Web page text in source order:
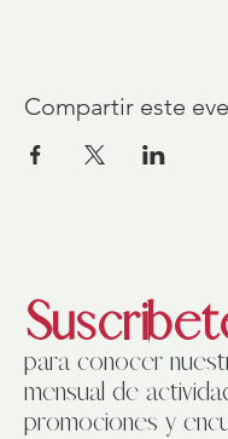
Compartir este
para conocer
mensual de
promociones y